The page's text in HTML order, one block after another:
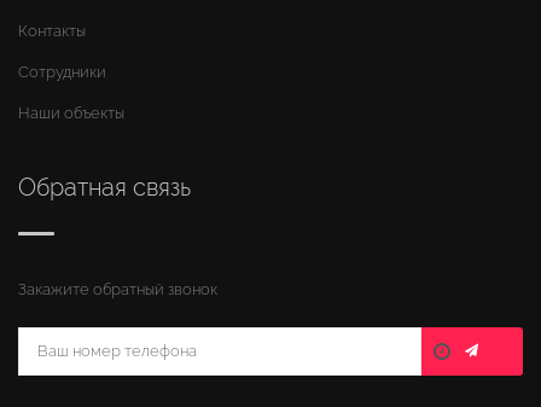
Контакты
Сотрудники
Наши объекты
Обратная связь
Закажите обратный звонок